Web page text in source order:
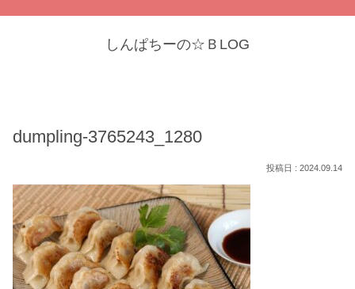
しんぱちーの☆ＢLOG
dumpling-3765243_1280
2024.09.14